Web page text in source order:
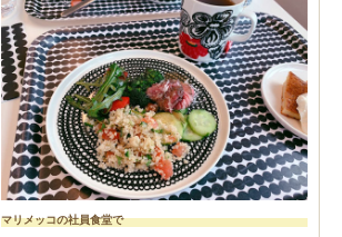
マリメッコの社員食堂で